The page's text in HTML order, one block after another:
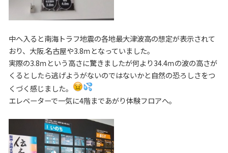
中へ入ると南海トラフ地震の各地最大津波高の想定が表示されて
おり、大阪.名古屋や3.8ｍとなっていました。
実際の3.8ｍという高さに驚きましたが何より34.4ｍの波の高さが
くるとしたら逃げようがないのではないかと自然の恐ろしさをつ
くづく感じました。
エレベーターで一気に4階まであがり体験フロアへ。